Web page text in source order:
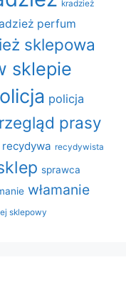
kradzież
perfum
sklepowa
sklepie
policja
prasy
recydywa recydywista
sprawca
włamanie
sklepowy